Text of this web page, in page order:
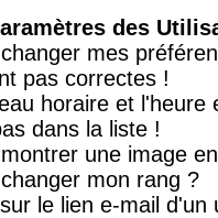
des
mes
pas correctes !
horaire et l'heure
dans la liste !
une image
mon rang ?
le lien e-mail